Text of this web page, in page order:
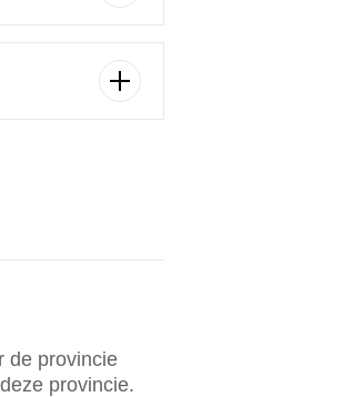
de provincie
provincie.